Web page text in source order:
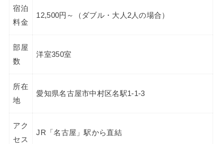
宿泊
料金
12,500円～（ダブル・大人2人の場合）
部屋
数
洋室350室
所在
地
愛知県名古屋市中村区名駅1-1-3
アク
セス
JR「名古屋」駅から直結